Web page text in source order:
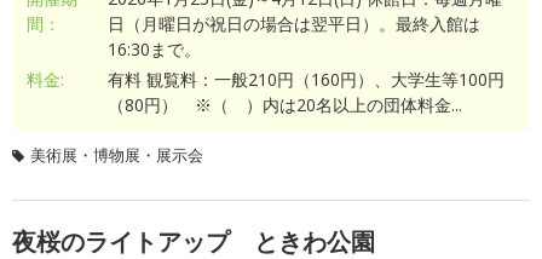
間：
日（月曜日が祝日の場合は翌平日）。最終入館は
16:30まで。
料金:
有料 観覧料：一般210円（160円）、大学生等100円
（80円） ※（ ）内は20名以上の団体料金...
美術展・博物展・展示会
夜桜のライトアップ ときわ公園